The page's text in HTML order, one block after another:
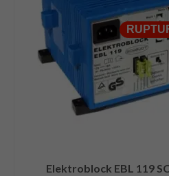
Elektroblock EBL 119